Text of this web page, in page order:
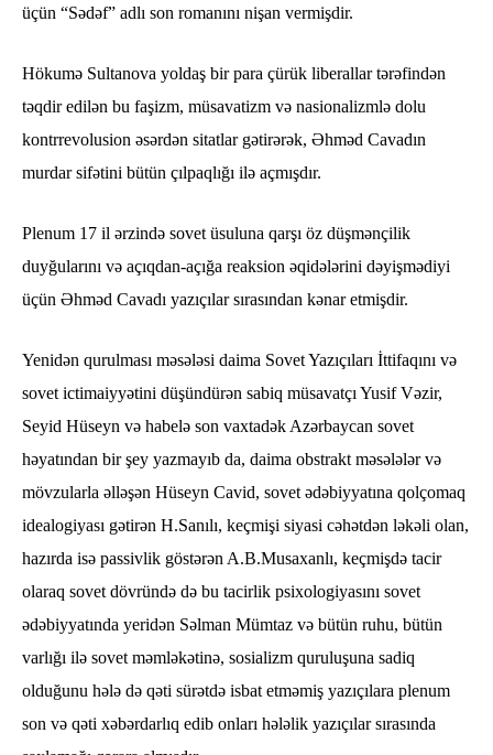
üçün “Sədəf” adlı son romanını nişan vermişdir.
Hökumə Sultanova yoldaş bir para çürük liberallar tərəfindən
təqdir edilən bu faşizm, müsavatizm və nasionalizmlə dolu
kontrrevolusion əsərdən sitatlar gətirərək, Əhməd Cavadın
murdar sifətini bütün çılpaqlığı ilə açmışdır.
Plenum 17 il ərzində sovet üsuluna qarşı öz düşmənçilik
duyğularını və açıqdan-açığa reaksion əqidələrini dəyişmədiyi
üçün Əhməd Cavadı yazıçılar sırasından kənar etmişdir.
Yenidən qurulması məsələsi daima Sovet Yazıçıları İttifaqını və
sovet ictimaiyyətini düşündürən sabiq müsavatçı Yusif Vəzir,
Seyid Hüseyn və habelə son vaxtadək Azərbaycan sovet
həyatından bir şey yazmayıb da, daima obstrakt məsələlər və
mövzularla əlləşən Hüseyn Cavid, sovet ədəbiyyatına qolçomaq
idealogiyası gətirən H.Sanılı, keçmişi siyasi cəhətdən ləkəli olan,
hazırda isə passivlik göstərən A.B.Musaxanlı, keçmişdə tacir
olaraq sovet dövründə də bu tacirlik psixologiyasını sovet
ədəbiyyatında yeridən Səlman Mümtaz və bütün ruhu, bütün
varlığı ilə sovet məmləkətinə, sosializm quruluşuna sadiq
olduğunu hələ də qəti sürətdə isbat etməmiş yazıçılara plenum
son və qəti xəbərdarlıq edib onları hələlik yazıçılar sırasında